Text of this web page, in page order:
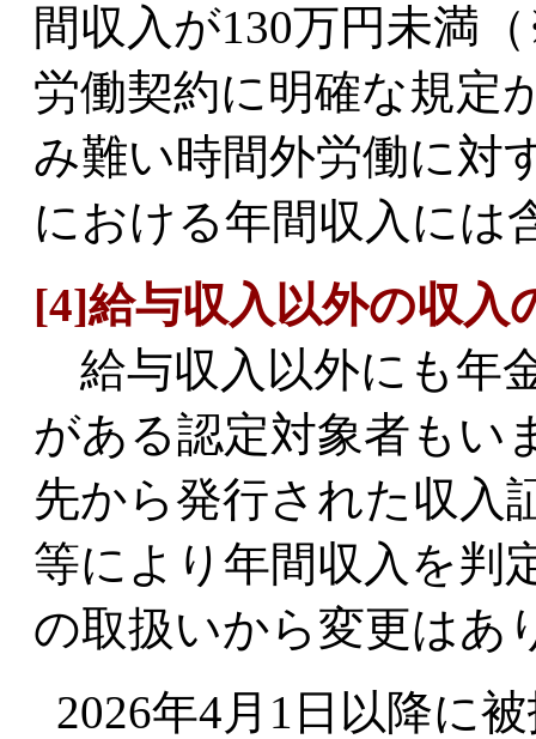
間収入が130万円未満
労働契約に明確な規定
み難い時間外労働に対
における年間収入には
[4]給与収入以外の収入
給与収入以外にも年
がある認定対象者もい
先から発行された収入
等により年間収入を判
の取扱いから変更はあ
2026年4月1日以降に